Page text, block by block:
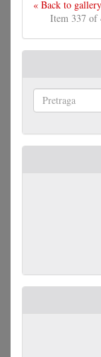
« Back to gallery
Item 337 of